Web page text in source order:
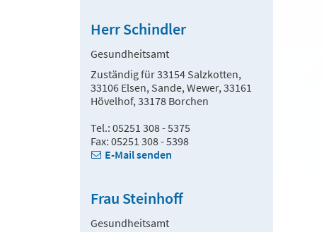
Herr Schindler
Gesundheitsamt
Zuständig für 33154 Salzkotten,
33106 Elsen, Sande, Wewer, 33161
Hövelhof, 33178 Borchen
Tel.: 05251 308 - 5375
Fax: 05251 308 - 5398
E-Mail senden
Frau Steinhoff
Gesundheitsamt